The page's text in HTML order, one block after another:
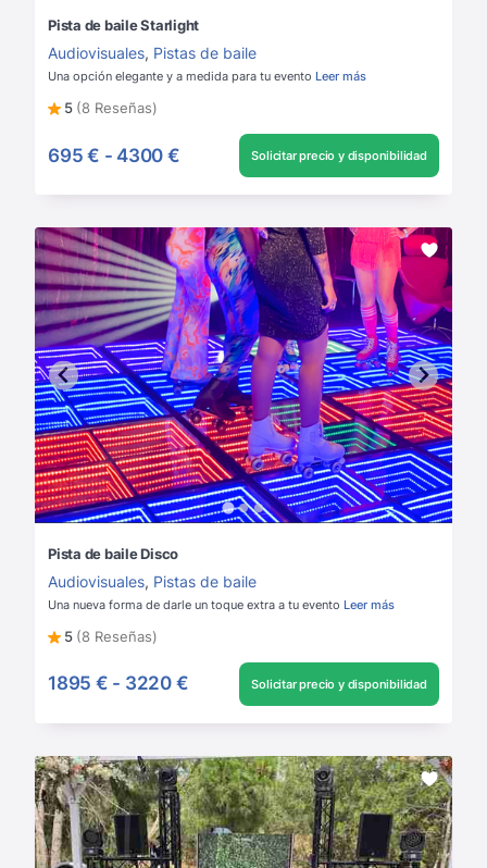
Pista de baile Starlight
Audiovisuales, Pistas de baile
Una opción elegante y a medida para tu evento Leer más
5 (8 Reseñas)
695 € - 4300 € Solicitar precio y disponibilidad
Pista de baile Disco
Audiovisuales, Pistas de baile
Una nueva forma de darle un toque extra a tu evento Leer más
5 (8 Reseñas)
1895 € - 3220 € Solicitar precio y disponibilidad